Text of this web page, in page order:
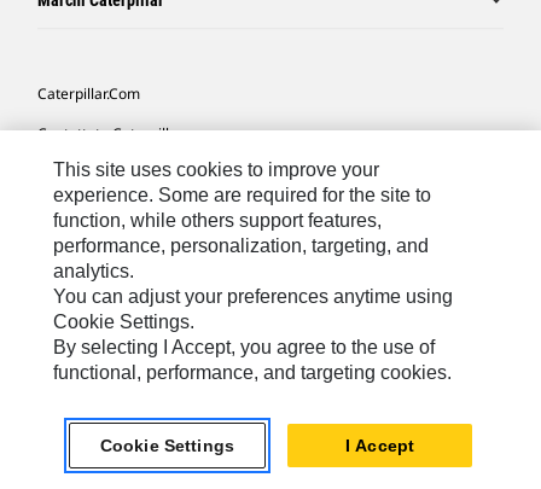
Caterpillar.com
Contattate Caterpillar
Le Mie Preferenze Di Marketing
Mappa Del Sito
Cookie Settings
Informazioni Legali
Tutela Della Privacy
Europe - Italian © 2026 Caterpillar. Tutti i diritti riservati.
This site uses cookies to improve your
experience. Some are required for the site to
function, while others support features,
performance, personalization, targeting, and
analytics.
You can adjust your preferences anytime using
Cookie Settings.
By selecting I Accept, you agree to the use of
functional, performance, and targeting cookies.
Cookie Settings I Accept